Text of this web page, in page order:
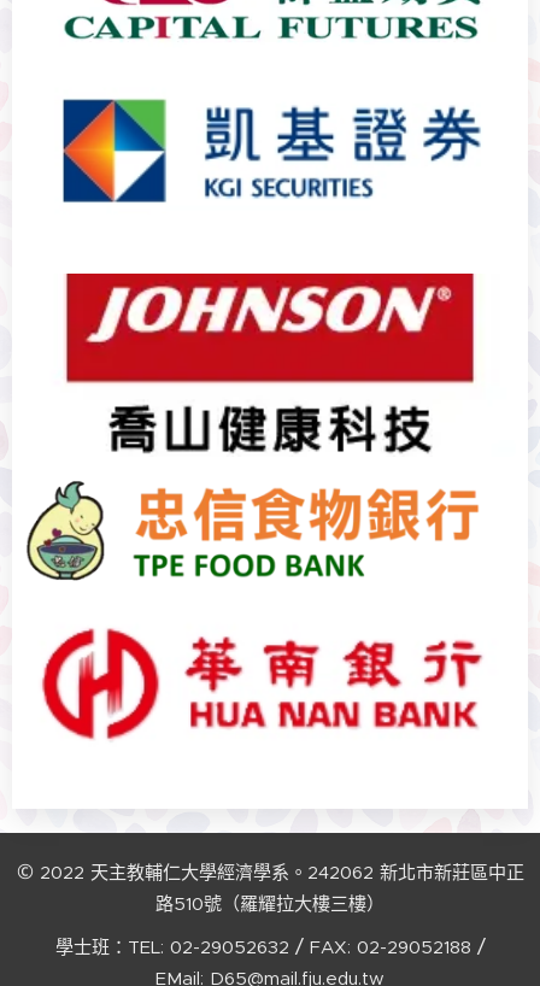
© 2022 天主教輔仁大學經濟學系。242062 新北市新莊區中正
路510號（羅耀拉大樓三樓）
學士班：TEL: 02-29052632 / FAX: 02-29052188 /
EMail: D65@mail.fju.edu.tw